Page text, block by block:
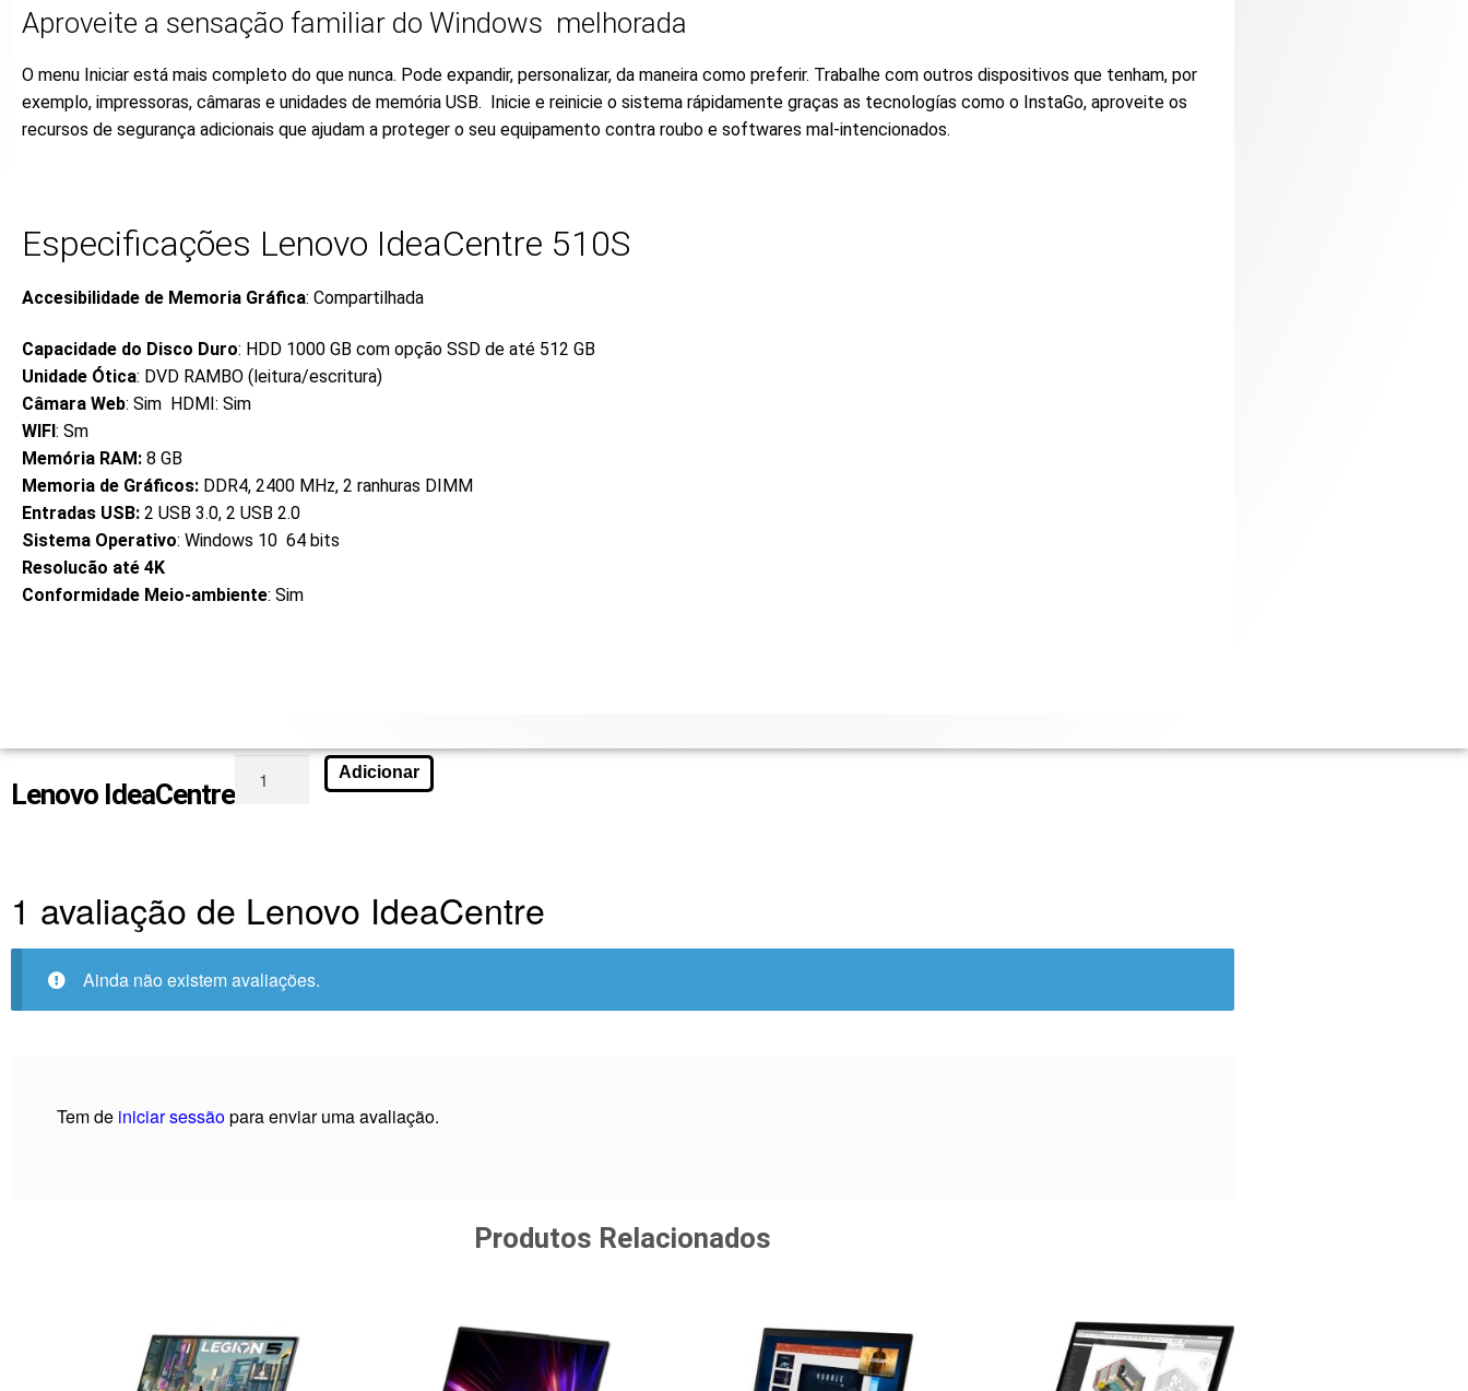
Aproveite a sensação familiar do Windows melhorada
O menu Iniciar está mais completo do que nunca. Pode expandir, personalizar, da maneira como preferir. Trabalhe com outros dispositivos que tenham, por
exemplo, impressoras, câmaras e unidades de memória USB. Inicie e reinicie o sistema rápidamente graças as tecnologías como o InstaGo, aproveite os
recursos de segurança adicionais que ajudam a proteger o seu equipamento contra roubo e softwares mal-intencionados.
Especificações Lenovo IdeaCentre 510S
Accesibilidade de Memoria Gráfica: Compartilhada
Capacidade do Disco Duro: HDD 1000 GB com opção SSD de até 512 GB
Unidade Ótica: DVD RAMBO (leitura/escritura)
Câmara Web: Sim HDMI: Sim
WIFI : Sm
Memória RAM: 8 GB
Memoria de Gráficos: DDR4, 2400 MHz, 2 ranhuras DIMM
Entradas USB: 2 USB 3.0, 2 USB 2.0
Sistema Operativo: Windows 10 64 bits
Resolucão até 4K
Conformidade Meio-ambiente: Sim
Lenovo IdeaCentre
Adicionar
1 avaliação de Lenovo IdeaCentre
Ainda não existem avaliações.
Tem de iniciar sessãopara enviar uma avaliação.
Produtos Relacionados